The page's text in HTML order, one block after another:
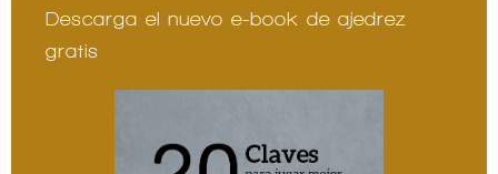
Descarga el nuevo e-book de ajedrez
gratis